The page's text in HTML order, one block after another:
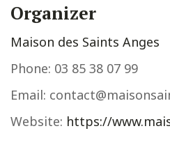
Organizer
Maison des Saints Anges
Phone: 03 85 38 07 99
Email:
Website: https://